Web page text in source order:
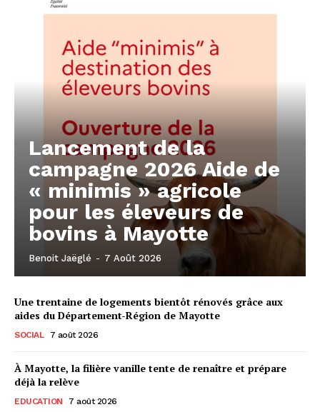
Lancement de la
campagne 2026 Aide de
« minimis » agricole
pour les éleveurs de
bovins à Mayotte
Benoit Jaëglé - 7 Août 2026
Une trentaine de logements bientôt rénovés grâce aux
aides du Département-Région de Mayotte
SOCIAL 7 août 2026
À Mayotte, la filière vanille tente de renaître et prépare
déjà la relève
EDUCATION 7 août 2026